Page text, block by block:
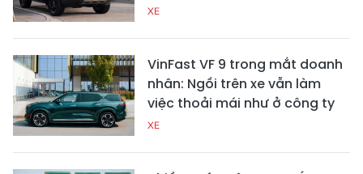
XE
VinFast VF 9 trong mắt doanh
nhân: Ngồi trên xe vẫn làm
việc thoải mái như ở công ty
XE